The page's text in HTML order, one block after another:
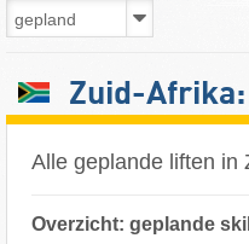
Zuid-
Alle geplande liften in
Overzicht: geplande